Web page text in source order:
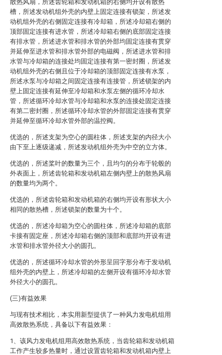
散热风扇，所述齿轮箱和发动机箱的右侧均开设有散热
槽，所述发动机组外壳的内壁上固定连接有锁架，所述发
动机组外壳的右侧固定连接有冷却箱，所述冷却箱右侧的
顶部固定连接有进水管，所述冷却箱右侧的底部固定连接
有排水管，所述进水管和排水管的外部均固定连接有贯穿
并延伸至进水管和排水管外部的电磁阀，所述进水管和排
水管与冷却箱的连接处均固定连接有第一密封圈，所述发
动机组外壳的右侧且位于冷却箱的顶部固定连接有水泵，
所述水泵与冷却箱之间固定连接有连接管，所述锁架的内
壁上固定连接有延伸至冷却箱和水泵左侧的循环冷却水
管，所述循环冷却水管与冷却箱和水泵的连接处固定连接
有第二密封圈，所述循环冷却水管的外部固定连接有贯穿
并延伸至循环冷却水管外部的温控阀。
优选的，所述支架为空心的圆柱体，所述支架的内径大小
由下至上逐级递减，所述发动机组外壳为中空的立方体。
优选的，所述桨叶的数量为三个，且均匀的分布于轮毂的
外表面上，所述齿轮箱和发动机箱左侧内壁上的散热风扇
的数量均为两个。
优选的，所述齿轮箱和发动机箱的右侧均开设有形状大小
相同的散热槽，所述锁架的数量为十个。
优选的，所述冷却箱为空心的圆柱体，所述冷却箱的底部
卡接有固定座，所述冷却箱右侧的顶部和底部均开设有进
水管和排水管外径大小的圆孔。
优选的，所述循环冷却水管的外形呈回字形分布于发动机
组外壳的内壁上，所述冷却箱的左侧开设有循环冷却水管
外径大小的圆孔。
(三)有益效果
与现有技术相比，本实用新型提供了一种风力发电机组用
高效散热系统，具备以下有益效果：
1、该风力发电机组用高效散热系统，当齿轮箱和发动机箱
工作产生较多热量时，通过设置齿轮箱和发动机箱内壁上